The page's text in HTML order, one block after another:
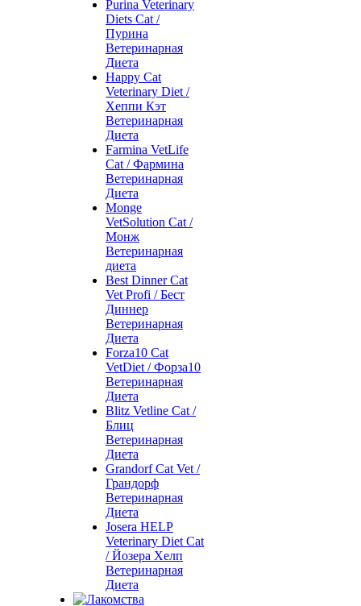
Purina Veterinary
Diets Cat /
Пурина
Ветеринарная
Диета
Happy Cat
Veterinary Diet /
Хеппи Кэт
Ветеринарная
Диета
Farmina VetLife
Cat / Фармина
Ветеринарная
Диета
Monge
VetSolution Cat /
Монж
Ветеринарная
диета
Best Dinner Cat
Vet Profi / Бест
Диннер
Ветеринарная
Диета
Forza10 Cat
VetDiet / Форза10
Ветеринарная
Диета
Blitz Vetline Cat /
Блиц
Ветеринарная
Диета
Grandorf Cat Vet /
Грандорф
Ветеринарная
Диета
Josera HELP
Veterinary Diet Cat
/ Йозера Хелп
Ветеринарная
Диета